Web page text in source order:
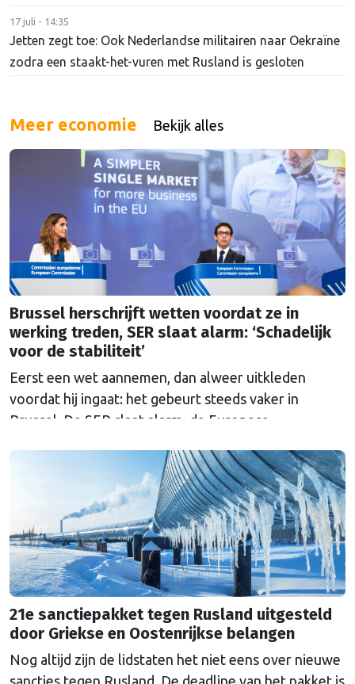
17 juli - 14:35
Jetten zegt toe: Ook Nederlandse militairen naar Oekraïne
zodra een staakt-het-vuren met Rusland is gesloten
Meer economie Bekijk alles
Brussel herschrijft wetten voordat ze in
werking treden, SER slaat alarm: ‘Schadelijk
voor de stabiliteit’
Eerst een wet aannemen, dan alweer uitkleden
voordat hij ingaat: het gebeurt steeds vaker in
Brussel. De SER slaat alarm, de Europese
21e sanctiepakket tegen Rusland uitgesteld
door Griekse en Oostenrijkse belangen
Nog altijd zijn de lidstaten het niet eens over nieuwe
sancties tegen Rusland. De deadline van het pakket is